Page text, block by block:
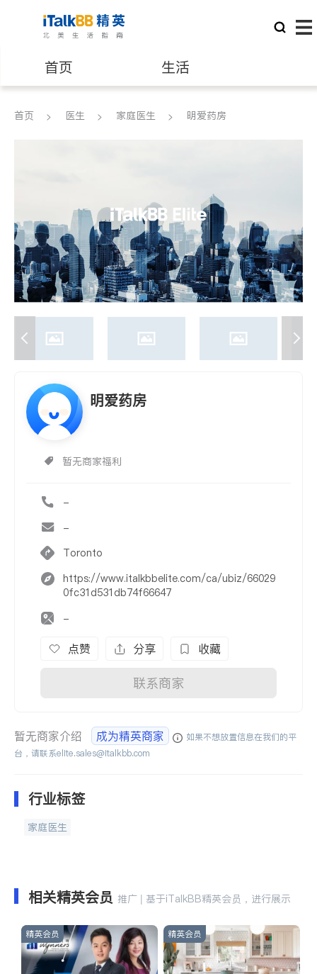
首页 生活
医生 律师
会计师
建筑装修
首页 医生 家庭医生 明爱药房
明爱药房
暂无商家福利
-
-
Toronto
https://www.italkbbelite.com/ca/ubiz/66029
0fc31d531db74f66647
-
点赞 分享 收藏
联系商家
暂无商家介绍 成为精英商家
如果不想放置信息在我们的平
台，请联系elite.sales@italkbb.com
行业标签
家庭医生
相关精英会员 推广 | 基于iTalkBB精英会员，进行展示
精英会员 精英会员